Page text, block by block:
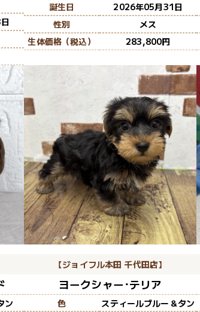
誕生日
2026年05月31日
性別
メス
生体価格（税込）
283,800
ン
【ジョイフル本田 千代田店】
ヨークシャー･テリア
色
スティールブルー＆タン